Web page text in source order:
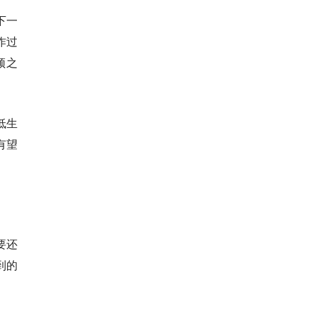
一
过
之
生
望
还
的